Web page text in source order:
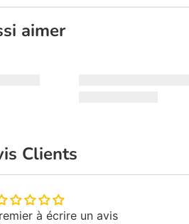
aimer
Clients
à écrire un avis